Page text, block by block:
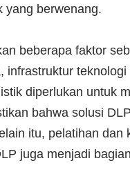
yang berwenang.
beberapa faktor
infrastruktur
diperlukan untuk
bahwa solusi
itu, pelatihan dan
juga menjadi